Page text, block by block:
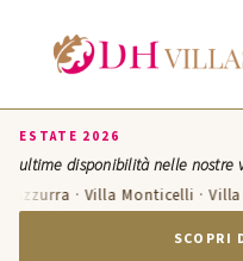
ESTATE 2026
ultime disponibilità nelle nostre
Azzurra · Villa Monticelli · Villa
SCOPRI